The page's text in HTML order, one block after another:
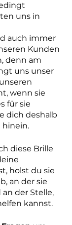
uns in
auch immer
Kunden
denn am
uns unser
wenn sie
für sie
dich deshalb
hinein.
diese Brille
holst du sie
an der sie
der Stelle,
kannst.